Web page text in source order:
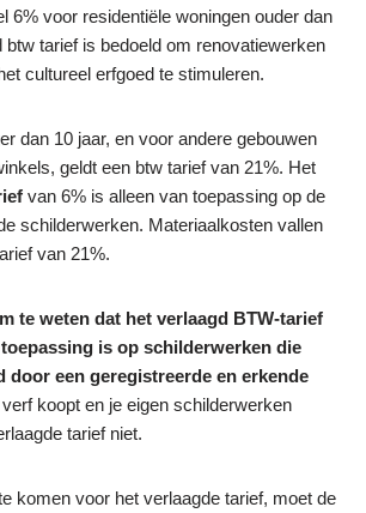
6% voor residentiële woningen ouder dan
btw tarief is bedoeld om renovatiewerken
cultureel erfgoed te stimuleren.
dan 10 jaar, en voor andere gebouwen
geldt een btw tarief van 21%. Het
van 6% is alleen van toepassing op de
schilderwerken. Materiaalkosten vallen
van 21%.
te weten dat het verlaagd BTW-tarief
is op schilderwerken die
door een geregistreerde en erkende
koopt en je eigen schilderwerken
tarief niet.
komen voor het verlaagde tarief, moet de